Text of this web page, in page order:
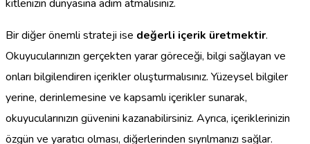
kitlenizin dünyasına adım atmalısınız.
Bir diğer önemli strateji ise değerli içerik üretmektir.
Okuyucularınızın gerçekten yarar göreceği, bilgi sağlayan ve
onları bilgilendiren içerikler oluşturmalısınız. Yüzeysel bilgiler
yerine, derinlemesine ve kapsamlı içerikler sunarak,
okuyucularınızın güvenini kazanabilirsiniz. Ayrıca, içeriklerinizin
özgün ve yaratıcı olması, diğerlerinden sıyrılmanızı sağlar.